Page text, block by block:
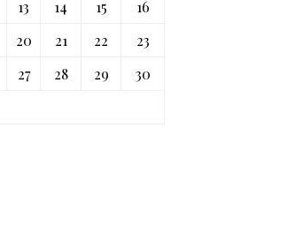
13 14 15
16
20 21 22
23
27 28 29
30